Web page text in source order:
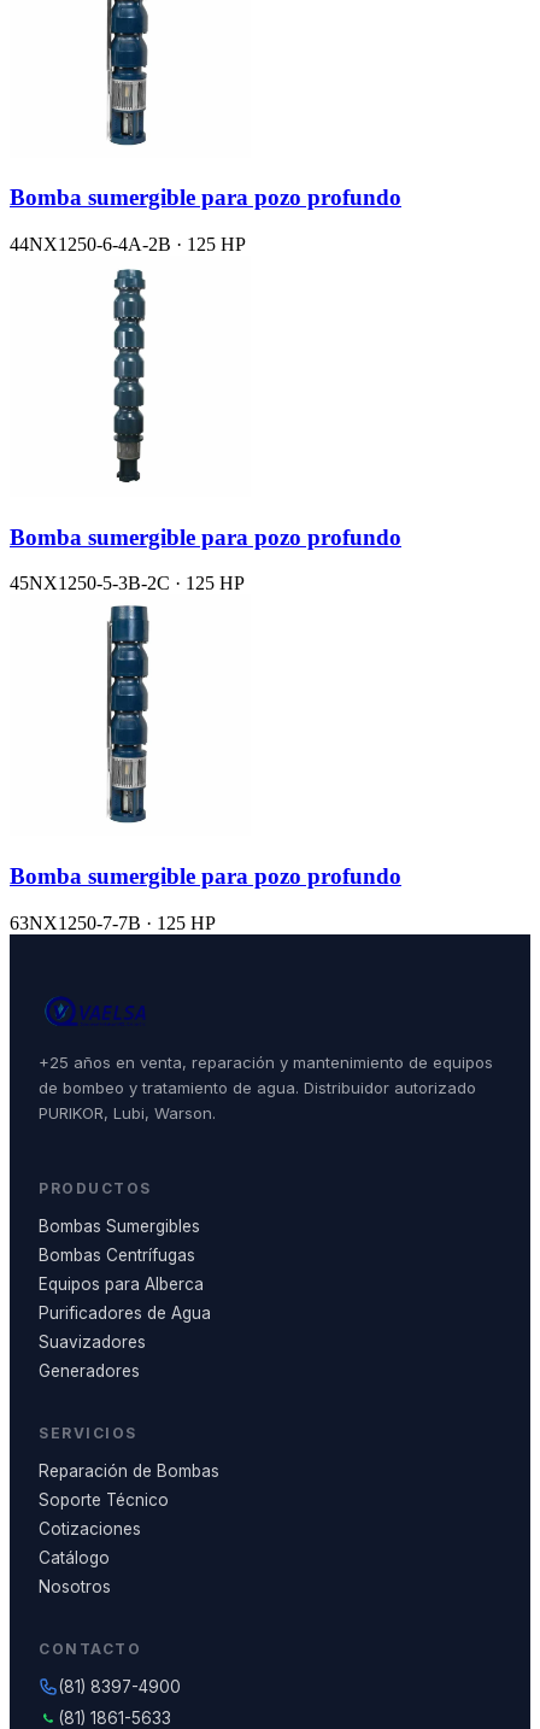
Bomba sumergible para pozo profundo
44NX1250-6-4A-2B · 125 HP
Bomba sumergible para pozo profundo
45NX1250-5-3B-2C · 125 HP
Bomba sumergible para pozo profundo
63NX1250-7-7B · 125 HP
+25 años en venta, reparación y mantenimiento de equipos
de bombeo y tratamiento de agua. Distribuidor autorizado
PURIKOR, Lubi, Warson.
PRODUCTOS
Bombas Sumergibles
Bombas Centrífugas
Equipos para Alberca
Purificadores de Agua
Suavizadores
Generadores
SERVICIOS
Reparación de Bombas
Soporte Técnico
Cotizaciones
Catálogo
Nosotros
CONTACTO
(81) 8397-4900
(81) 1861-5633